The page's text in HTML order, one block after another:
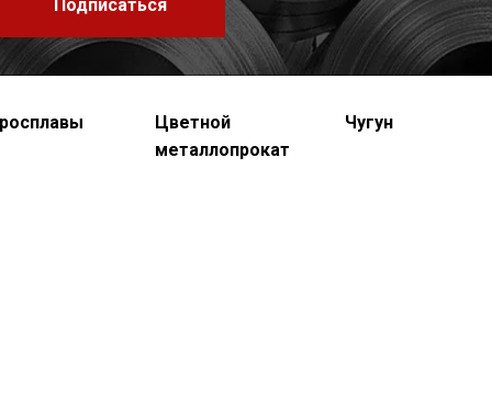
Подписаться
Цветной
металлопрокат
Чугун